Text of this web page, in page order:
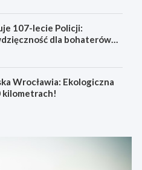
107-lecie Policji:
dla bohaterów
Wrocławia: Ekologiczna
kilometrach!